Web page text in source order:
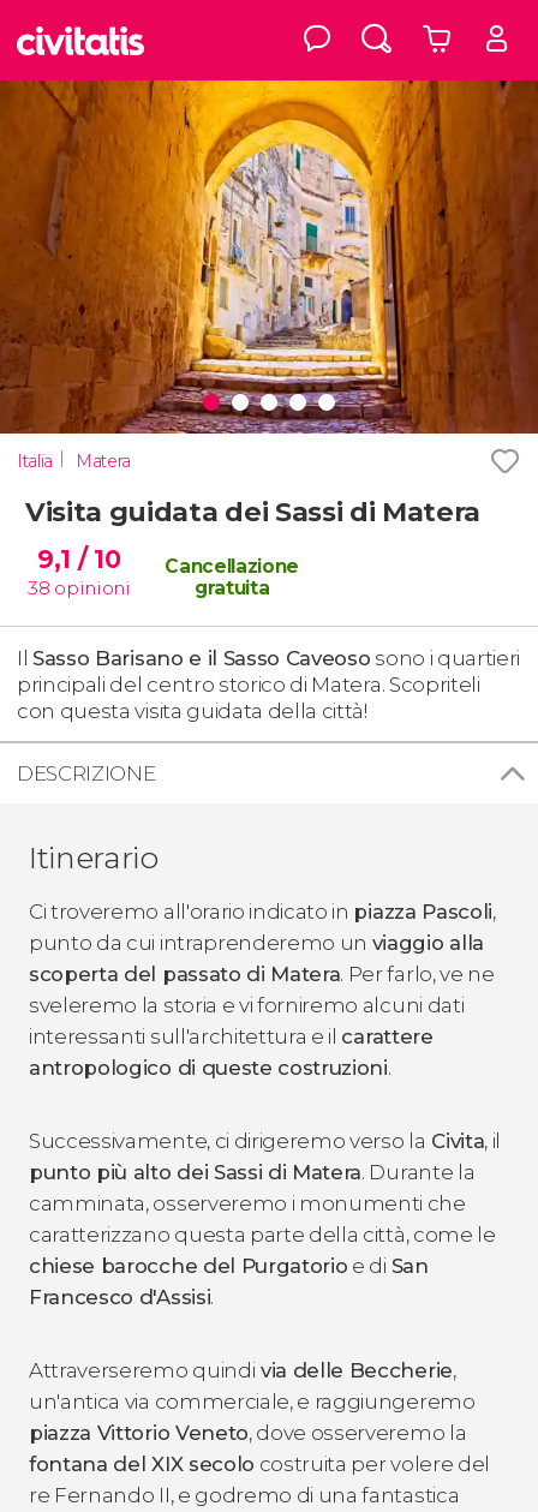
Italia Matera
Visita guidata dei Sassi di Matera
9,1 / 10
38 opinioni
Cancellazione
gratuita
Il Sasso Barisano e il Sasso Caveoso sono i quartieri
principali del centro storico di Matera. Scopriteli
con questa visita guidata della città!
DESCRIZIONE
Itinerario
Ci troveremo all'orario indicato in piazza Pascoli,
punto da cui intraprenderemo un viaggio alla
scoperta del passato di Matera. Per farlo, ve ne
sveleremo la storia e vi forniremo alcuni dati
interessanti sull'architettura e il carattere
antropologico di queste costruzioni.
Successivamente, ci dirigeremo verso la Civita, il
punto più alto dei Sassi di Matera. Durante la
camminata, osserveremo i monumenti che
caratterizzano questa parte della città, come le
chiese barocche del Purgatorio e di San
Francesco d'Assisi.
Attraverseremo quindi via delle Beccherie,
un'antica via commerciale, e raggiungeremo
piazza Vittorio Veneto, dove osserveremo la
fontana del XIX secolo costruita per volere del
re Fernando II, e godremo di una fantastica